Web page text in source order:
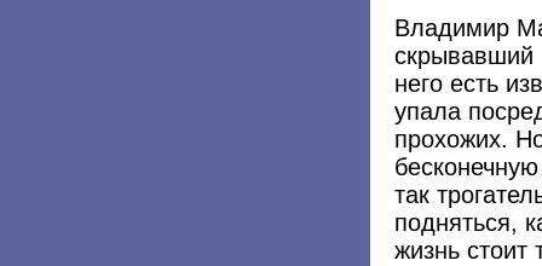
Владимир
скрывавший
него есть
упала
прохожих.
так
подняться,
жизнь стоит